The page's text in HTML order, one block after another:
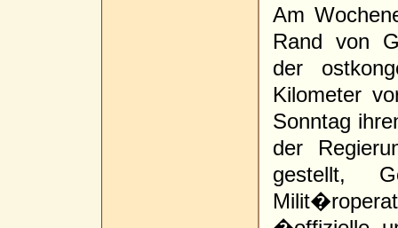
Am
Rand von
der
Kilometer
Sonntag
der
gestellt,